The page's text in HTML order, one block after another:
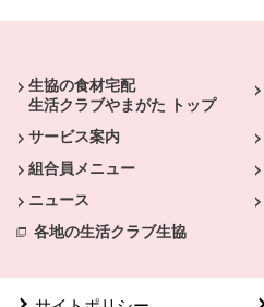
生協の食材宅配
生活クラブやまがた トップ
サービス案内
組合員メニュー
ニュース
各地の生活クラブ生協